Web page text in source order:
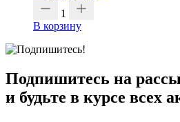
1
В корзину
Подпишитесь на
и будьте в курсе всех